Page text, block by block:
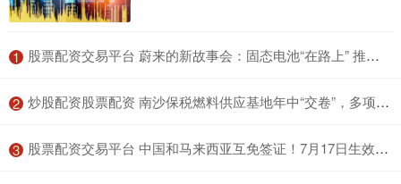
1 ​股票配资交易平台 蔚来的新故事会：固态电池“在路上” 推出第二代换电站
2 ​炒股配资股票配资 南沙保税燃料供应基地年中“交卷”，多项业务创新突破
3 ​股票配资交易平台 中国和马来西亚互免签证！7月17日生效，搜索量瞬间增长140%